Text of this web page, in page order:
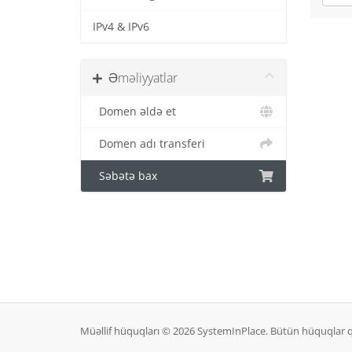
IPv4 & IPv6
Əməliyyatlar
Domen əldə et
Domen adı transferi
Səbətə bax
Müəllif hüquqları © 2026 SystemInPlace. Bütün hüquqlar